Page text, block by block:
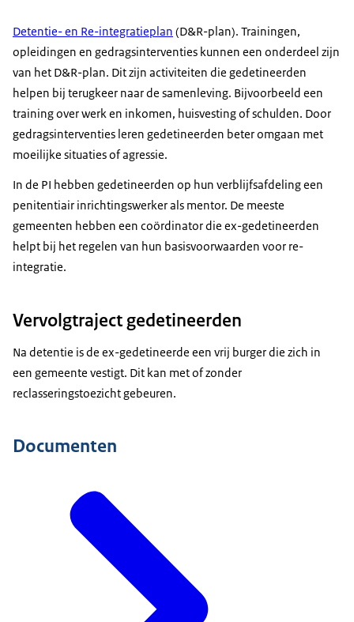
Detentie- en Re-integratieplan (D&R-plan). Trainingen,
opleidingen en gedragsinterventies kunnen een onderdeel zijn
van het D&R-plan. Dit zijn activiteiten die gedetineerden
helpen bij terugkeer naar de samenleving. Bijvoorbeeld een
training over werk en inkomen, huisvesting of schulden. Door
gedragsinterventies leren gedetineerden beter omgaan met
moeilijke situaties of agressie.
In de PI hebben gedetineerden op hun verblijfsafdeling een
penitentiair inrichtingswerker als mentor. De meeste
gemeenten hebben een coördinator die ex-gedetineerden
helpt bij het regelen van hun basisvoorwaarden voor re-
integratie.
Vervolgtraject gedetineerden
Na detentie is de ex-gedetineerde een vrij burger die zich in
een gemeente vestigt. Dit kan met of zonder
reclasseringstoezicht gebeuren.
Documenten